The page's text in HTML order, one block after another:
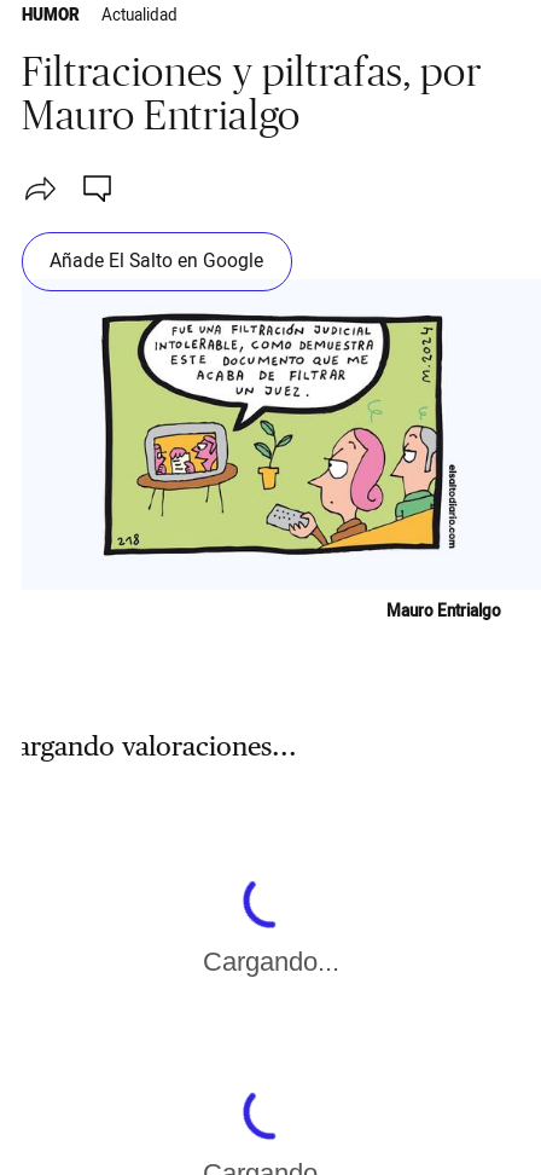
HUMOR Actualidad
Filtraciones y piltrafas, por
Mauro Entrialgo
Añade El Salto en Google
Mauro Entrialgo
Cargando valoraciones...
Cargando...